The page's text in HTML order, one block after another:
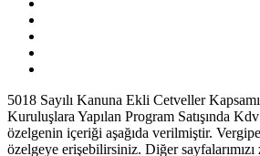
5018 Sayılı Kanuna Ekli Cetveller
Kuruluşlara Yapılan Program Satışında
özelgenin içeriği aşağıda verilmiştir.
özelgeye erişebilirsiniz. Diğer